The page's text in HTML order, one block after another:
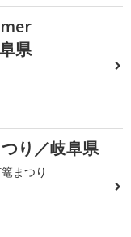
県
り／岐阜県
まつり